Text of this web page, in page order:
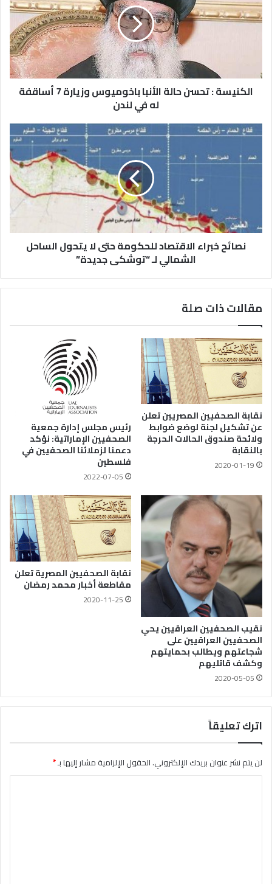
الكنيسة : تحسن حالة الأنبا باخوميوس وزيارة 7 أساقفة
له في لندن
نصائح خبراء الاقتصاد للحكومة حتى لا يتحول الساحل
الشمالي لـ “توشكى جديدة”
مقالات ذات صلة
نقابة الصحفيين المصريين تعلن
عن تشكيل لجنة لوضع ضوابط
ولائحة صندوق الحالات الحرجة
بالنقابة
2020-01-19
رئيس مجلس إدارة جمعية
الصحفيين الإماراتية: نؤكد
دعمنا لزملائنا الصحفيين في
فلسطين
2022-07-05
نقيب الصحفيين العراقيين يحي
الصحفيين العراقيين على
شجاعتهم ويطالب بحمايتهم
وكشف قاتليهم
2020-05-05
نقابة الصحفيين المصرية تعلن
مقاطعة أخبار محمد رمضان
2020-11-25
اترك تعليقاً
لن يتم نشر عنوان بريدك الإلكتروني.الحقول الإلزامية مشار إليها بـ*